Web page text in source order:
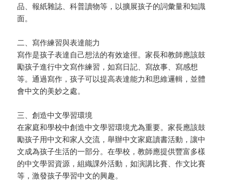
品、報紙雜誌、科普讀物等，以擴展孩子的詞彙量和知識
面。
二、寫作練習與表達能力
寫作是孩子表達自己想法的有效途徑。家長和教師應該鼓
勵孩子進行中文寫作練習，如寫日記、寫故事、寫感想
等。通過寫作，孩子可以提高表達能力和思維邏輯，並體
會中文的美妙之處。
三、創造中文學習環境
在家庭和學校中創造中文學習環境尤為重要。家長應該鼓
勵孩子用中文和家人交流，舉辦中文家庭讀書活動，讓中
文成為孩子生活的一部分。在學校，教師應提供豐富多樣
的中文學習資源，組織課外活動，如演講比賽、作文比賽
等，激發孩子學習中文的興趣。